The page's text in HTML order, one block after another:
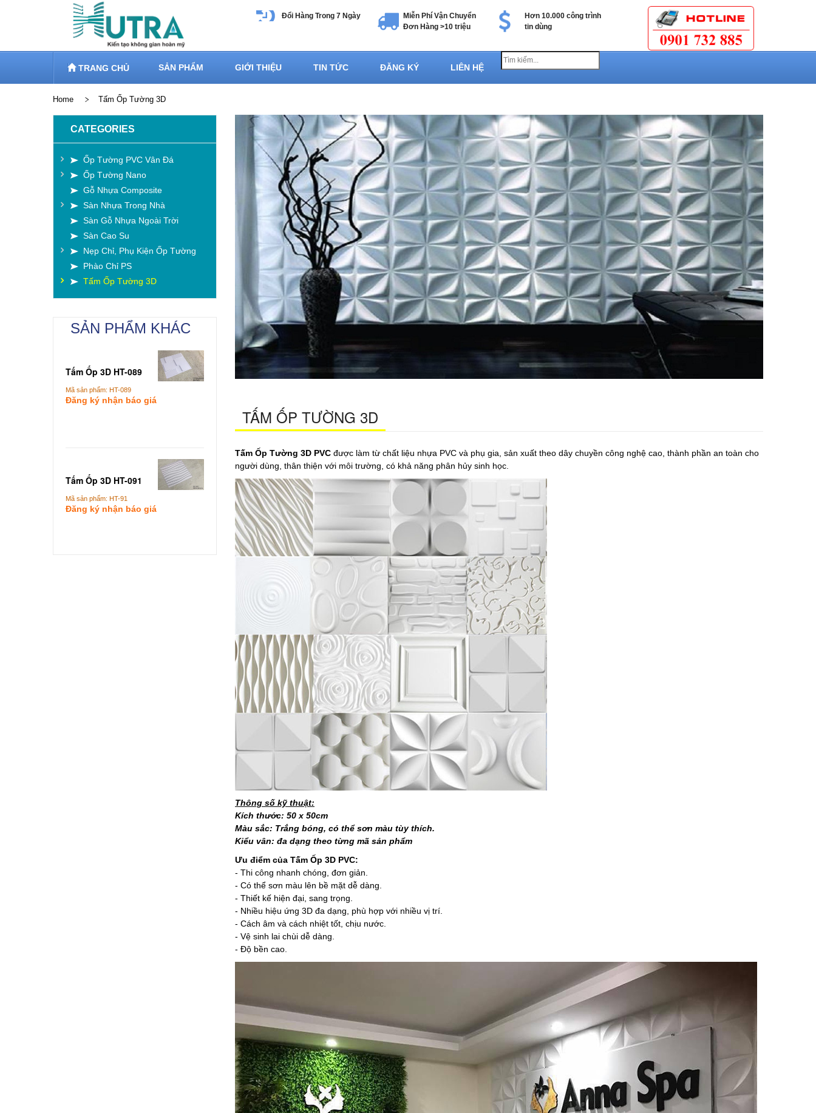
Đổi Hàng Trong 7 Ngày
Miễn Phí Vận Chuyển
Đơn Hàng >10 triệu
Hơn 10.000 công trình
tin dùng
TRANG CHỦ SẢN PHẨM GIỚI THIỆU TIN TỨC ĐĂNG KÝ LIÊN HỆ
Home Tấm Ốp Tường 3D
TẤM ỐP TƯỜNG 3D
Tấm Ốp Tường 3D PVC được làm từ chất liệu nhựa PVC và phụ gia, sản xuất theo dây chuyền công nghệ cao, thành phần an toàn cho
người dùng, thân thiện với môi trường, có khả năng phân hủy sinh học.
Thông số kỹ thuật:
Kích thước: 50 x 50cm
Màu sắc: Trắng bóng, có thể sơn màu tùy thích.
Kiểu vân: đa dạng theo từng mã sản phẩm
Ưu điểm của Tấm Ốp 3D PVC:
- Thi công nhanh chóng, đơn giản.
- Có thể sơn màu lên bề mặt dễ dàng.
- Thiết kế hiện đại, sang trọng.
- Nhiều hiệu ứng 3D đa dạng, phù hợp với nhiều vị trí.
- Cách âm và cách nhiệt tốt, chịu nước.
- Vệ sinh lai chùi dễ dàng.
- Độ bền cao.
CATEGORIES
Ốp Tường PVC Vân Đá
Ốp Tường Nano
Gỗ Nhựa Composite
Sàn Nhựa Trong Nhà
Sàn Gỗ Nhựa Ngoài Trời
Sàn Cao Su
Nẹp Chỉ, Phụ Kiện Ốp Tường
Phào Chỉ PS
Tấm Ốp Tường 3D
SẢN PHẨM KHÁC
Tấm Ốp 3D HT-089
Mã sản phẩm: HT-089
Đăng ký nhận báo giá
Tấm Ốp 3D HT-091
Mã sản phẩm: HT-91
Đăng ký nhận báo giá